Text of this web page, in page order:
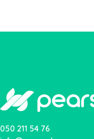
050 211 54 76